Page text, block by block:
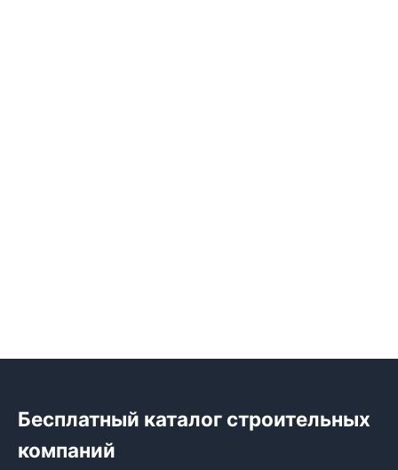
Бесплатный каталог строительных
компаний